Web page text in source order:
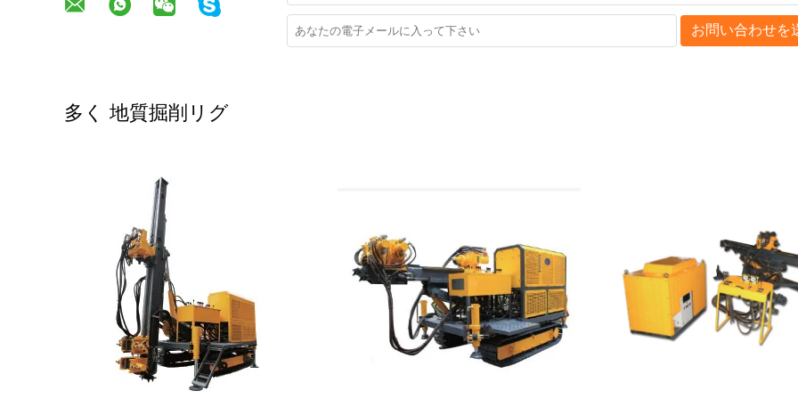
お問い合わせを
多く 地質掘削リグ